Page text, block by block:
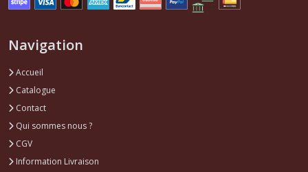
Afficher
les
résultats
Navigation
Accueil
Catalogue
Contact
Qui sommes nous ?
CGV
Information Livraison